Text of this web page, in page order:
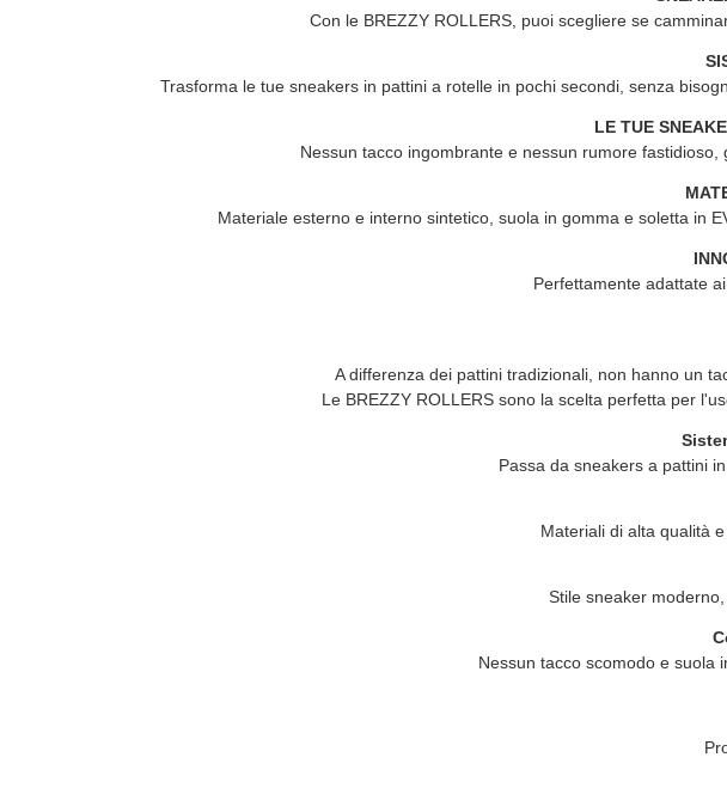
Con le BREZZY ROLLERS , puoi scegliere se
Trasforma le tue sneakers in pattini a rotelle in pochi secondi, senza
LE TUE
Nessun tacco ingombrante e nessun rumore
Materiale esterno e interno sintetico, suola in gomma e soletta in
Perfettamente adattate
A differenza dei pattini tradizionali, non hanno un
Le BREZZY ROLLERSsono la scelta perfetta per
Passa da sneakers a pattini
Materiali di alta qualità
Stile sneaker
Nessun tacco scomodo e suola